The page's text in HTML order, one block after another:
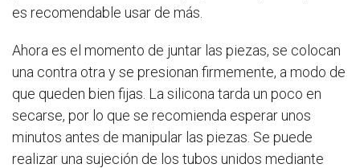
es recomendable usar de más.
Ahora es el momento de juntar las piezas, se colocan
una contra otra y se presionan firmemente, a modo de
que queden bien fijas. La silicona tarda un poco en
secarse, por lo que se recomienda esperar unos
minutos antes de manipular las piezas. Se puede
realizar una sujeción de los tubos unidos mediante